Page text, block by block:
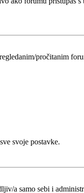
pročitanim
svoje postavke.
a samo sebi i